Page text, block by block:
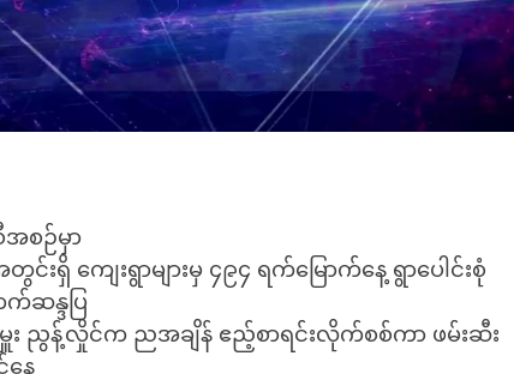
စဉ်မှာ
းရှိ ကျေးရွာများမှ ၄၉၄ ရက်မြောက်နေ့ ရွာပေါင်းစုံ
ဆန္ဒပြ
း ညွန့်လှိုင်က ညအချိန် ဧည့်စာရင်းလိုက်စစ်ကာ ဖမ်းဆီး
နေ